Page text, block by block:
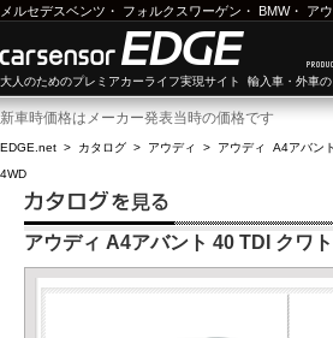
メルセデスベンツ ・ フォルクスワーゲン ・ BMW・ ア
大人のためのプレミアカーライフ実現サイト 輸入車・外車
新車時価格はメーカー発表当時の価格です
EDGE.net > カタログ > アウディ > アウディ A4アバント
4WD
アウディ A4アバント 40 TDI クワ